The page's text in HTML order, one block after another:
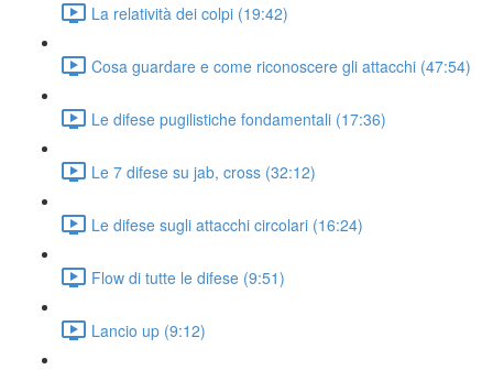
La relatività dei colpi (19:42)
Cosa guardare e come riconoscere gli attacchi (47:54)
Le difese pugilistiche fondamentali (17:36)
Le 7 difese su jab, cross (32:12)
Le difese sugli attacchi circolari (16:24)
Flow di tutte le difese (9:51)
Lancio up (9:12)